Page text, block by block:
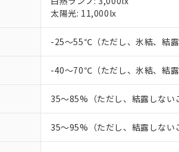
太陽光: 11,000lx
-25～55℃（ただし、氷結、結露
-40～70℃（ただし、氷結、結露
35～85%（ただし、結露しない
35～95%（ただし、結露しない
以下の条件をお読
本サービス
くものです。
当社制御機
のであり、
い。
正式な納期
当社販売員
オムロン制
す。
六価クロム(Cr(Ⅵ))
但し、RoHS指令で産業
※2 対応予定月
「○」：最大均質
「×」：最大均質
*中国RoHS10物質の基
Pb(鉛) :1000ppm、 Hg(
Cr(Ⅵ)(六価クロム) :
DBP(フタル酸ジブチル
DEHP(フタル酸ビス(2-
※2 環境保護使用
当社は、こ
う）を輸出
ます。
当社は貴社
置等に一切使
当社は、貴
また当社は
記
号
説明
○ 一定数
△ 一定数
－
在庫な